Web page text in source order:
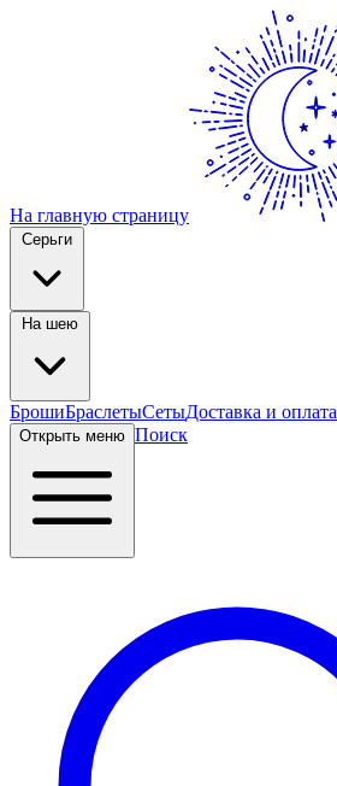
На главную страницу
БрошиБраслетыСетыДоставка и оплата
Открыть меню Поиск